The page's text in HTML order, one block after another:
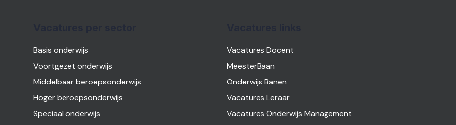
Basis onderwijs
Voortgezet onderwijs
Middelbaar beroepsonderwijs
Hoger beroepsonderwijs
Speciaal onderwijs
Vacatures Docent
MeesterBaan
Onderwijs Banen
Vacatures Leraar
Vacatures Onderwijs Management